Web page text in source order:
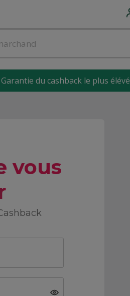
Garantie du cashback le plus élévé
vous